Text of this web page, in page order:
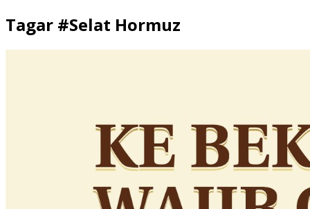
Tagar #Selat Hormuz